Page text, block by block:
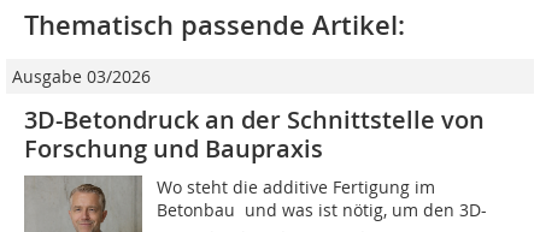
Thematisch passende Artikel:
Ausgabe 03/2026
3D-Betondruck an der Schnittstelle von
Forschung und Baupraxis
Wo steht die additive Fertigung im
Betonbau  und was ist nötig, um den 3D-